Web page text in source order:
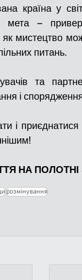
країна у
мета –
як мистецтво
питань.
та
і
і приєднатися
НА
розмінування